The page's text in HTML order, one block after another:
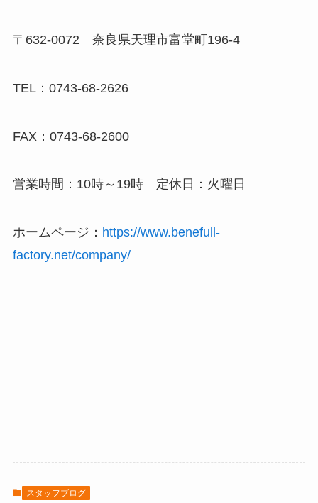
〒632-0072 奈良県天理市富堂町196-4
TEL：0743-68-2626
FAX：0743-68-2600
営業時間：10時～19時 定休日：火曜日
ホームページ： https://www.benefull-
factory.net/company/
スタッフブログ